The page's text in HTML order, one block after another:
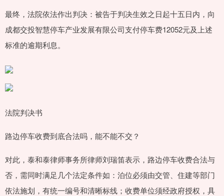
最终，法院依法作出判决：被告于判决生效之日起十五日内，向
成都交投智慧停车产业发展有限公司支付停车费12052元及上述
标准的逾期利息。
法院判决书
路边停车收费到底合法吗，能不能不交？
对此，泰和泰律师事务所律师刘瑞笛表示，路边停车收费合法与
否，需同时满足几个法定条件如：泊位必须由交管、住建等部门
依法施划，有统一编号和清晰标线；收费单位须经政府授权，具